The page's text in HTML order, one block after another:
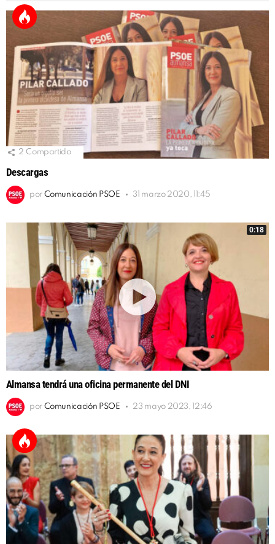
2 Compartido
Descargas
por Comunicación PSOE 31 marzo 2020, 11:45
0:18
Almansa tendrá una oficina permanente del DNI
por Comunicación PSOE 23 mayo 2023, 12:46